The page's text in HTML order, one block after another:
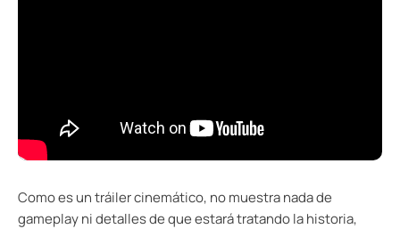
Como es un tráiler cinemático, no muestra nada de
gameplay ni detalles de que estará tratando la historia,